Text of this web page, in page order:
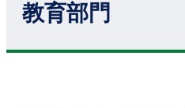
教育部門